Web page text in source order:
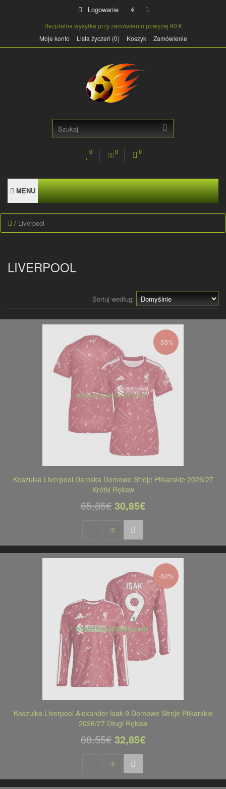
Logowanie
€
Bezpłatna wysyłka przy zamówieniu powyżej 90 €
Moje konto
Lista życzeń (0) Koszyk Zamówienie
0 0 0
MENU
Liverpool
LIVERPOOL
Sortuj według:
-53%
Koszulka Liverpool Damska Domowe Stroje Piłkarskie 2026/27
Krótki Rękaw
65,85€ 30,85€
-52%
Koszulka Liverpool Alexander Isak 9 Domowe Stroje Piłkarskie
2026/27 Długi Rękaw
68,55€ 32,85€